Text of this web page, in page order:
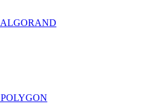
ALGORAND
POLYGON